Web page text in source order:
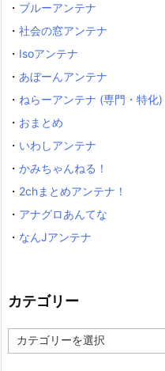
・ ブルーアンテナ
・ 社会の窓アンテナ
・ Isoアンテナ
・ あぼーんアンテナ
・ ねらーアンテナ (専門・特化)
・ おまとめ
・ いわしアンテナ
・ かみちゃんねる！
・ 2chまとめアンテナ！
・ アナグロあんてな
・ なんJアンテナ
カテゴリー
テ